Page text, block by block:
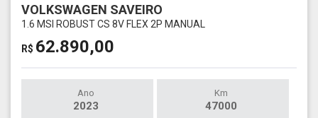
VOLKSWAGEN SAVEIRO
1.6 MSI ROBUST CS 8V FLEX 2P MANUAL
R$ 62.890,00
Ano
2023
Km
47000